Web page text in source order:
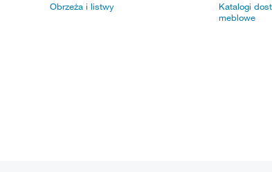
Obrzeża i listwy
Katalogi
meblowe